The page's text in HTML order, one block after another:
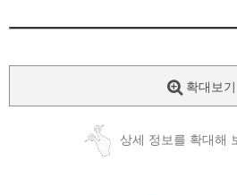
확대보기
상세 정보를 확대해